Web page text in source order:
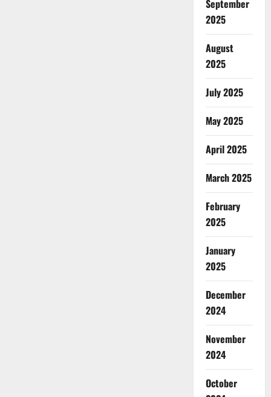
September
2025
August
2025
July 2025
May 2025
April 2025
March 2025
February
2025
January
2025
December
2024
November
2024
October